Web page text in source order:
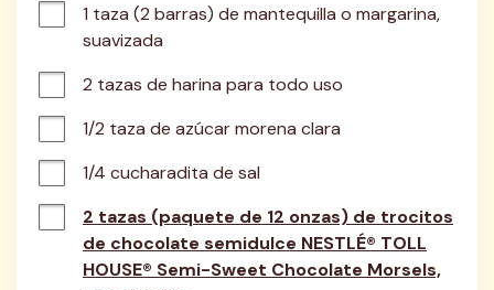
1 taza (2 barras) de mantequilla o margarina,
suavizada
2 tazas de harina para todo uso
1/2 taza de azúcar morena clara
1/4 cucharadita de sal
2 tazas (paquete de 12 onzas) de trocitos
de chocolate semidulce NESTLÉ® TOLL
HOUSE® Semi-Sweet Chocolate Morsels,